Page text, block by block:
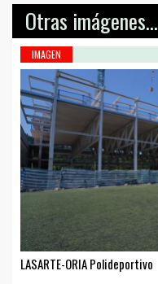
Otras imágenes...
IMAGEN
LASARTE-ORIA Polideportivo